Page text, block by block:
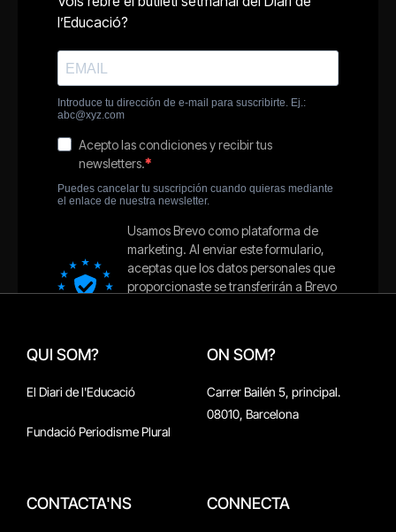
QUI SOM?
El Diari de l'Educació
Fundació Periodisme Plural
ON SOM?
Carrer Bailén 5, principal.
08010, Barcelona
CONTACTA'NS CONNECTA